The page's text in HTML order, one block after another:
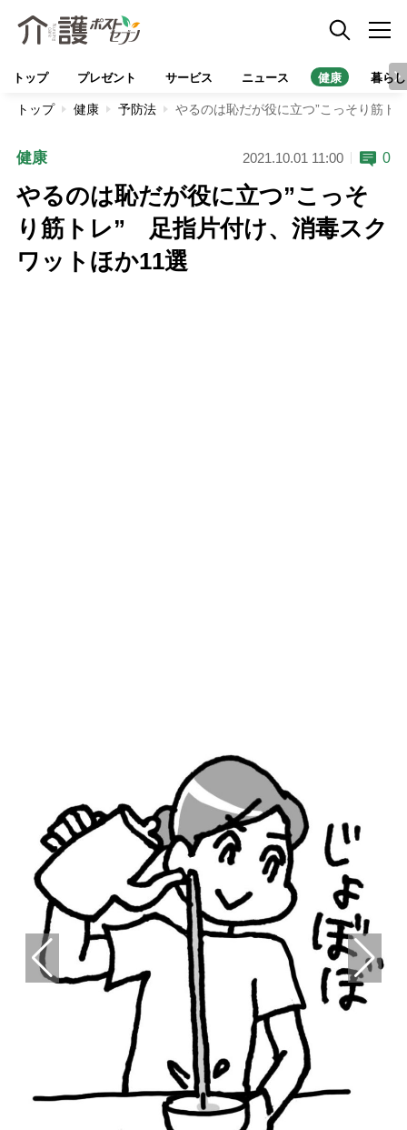
トップ プレゼント サービス ニュース 健康 暮らし
トップ 健康 予防法 やるのは恥だが役に立つ”こっそり筋
健康 2021.10.01 11:00 0
やるのは恥だが役に立つ”こっそ
り筋トレ” 足指片付け、消毒スク
ワットほか11選